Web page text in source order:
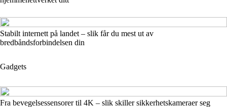
Stabilt internett på landet – slik får du mest ut av
bredbåndsforbindelsen din
Gadgets
Fra bevegelsessensorer til 4K – slik skiller sikkerhetskameraer seg